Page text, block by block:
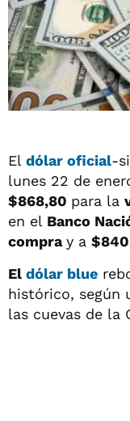
El dólar oficial-
lunes 22 de
$868,80 para la
en el Banco
compray a
El dólar blue
histórico, según
las cuevas de la